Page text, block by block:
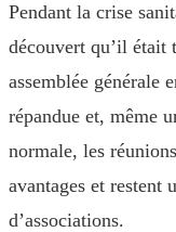
Pendant la crise
découvert qu’il était
assemblée générale
répandue et, même
normale, les
avantages et restent
d’associations.